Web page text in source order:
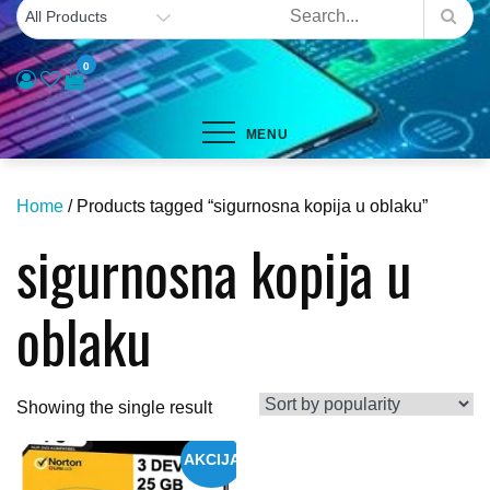
0
MENU
Home / Products tagged “sigurnosna kopija u oblaku”
sigurnosna kopija u
oblaku
Showing the single result
AKCIJA